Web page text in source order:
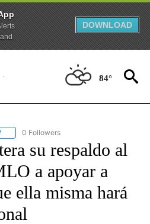
DOWNLOAD
84°
FOLLOW "CNN - SPANISH" TO RECEIVE
0 Followers
su respaldo al
a apoyar a
ella misma hará